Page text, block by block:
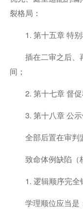
裂格局：
1. 第十五章 特
插在二审之后、
间；
2. 第十七章 督
3. 第十八章 公
全部后置在审判
致命体例缺陷（
1. 逻辑顺序完全
学理顺位应当